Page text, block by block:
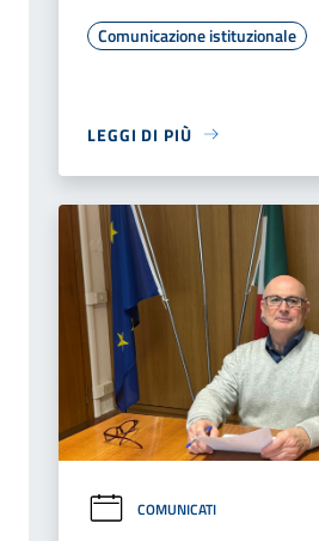
Comunicazione istituzionale
LEGGI DI PIÙ
COMUNICATI